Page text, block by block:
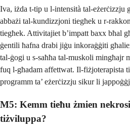
Iva, iżda t-tip u l-intensità tal-eżerċizzju
abbażi tal-kundizzjoni tiegħek u r-
tiegħek. Attivitajiet b’impatt baxx bħal
ġentili ħafna drabi jiġu inkoraġġiti
tal-ġogi u s-saħħa tal-muskoli mingħajr
fuq l-għadam affettwat. Il-fiżjoterapista
programm ta’ eżerċizzju sikur li
M5: Kemm tieħu żmien
tiżviluppa?